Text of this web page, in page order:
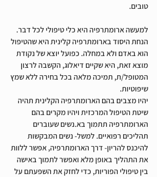
טובים.
למעשה ארומתרפיה היא כלי טיפולי לכל דבר.
הנחת היסוד בארומתרפיה קלינית היא שהטיפול
הוא באדם ולא במחלה. כפועל יוצא של נקודת
מוצא זאת, היא שקיים דיאלוג, הקשבה לרצון
המטופל/ת, תמיכה מלאה בכל בחירה ללא שמץ
שיפוטיות.
יהיו מצבים בהם הארומתרפיה הקלינית תהיה
שיטת הטיפול המרכזית ויהיו מקרים בהם
הארומתרפיה תתמוך בא.נשים שעוברים
תהליכים רפואיים. למשל- נשים המבקשות
להיכנס להריון- דרך הארומתרפיה, אפשר ללוות
את התהליך באופן מלא ואפשר לתמוך באישה
בין טיפולי הפוריות, כדי לחזק את השפעתם על